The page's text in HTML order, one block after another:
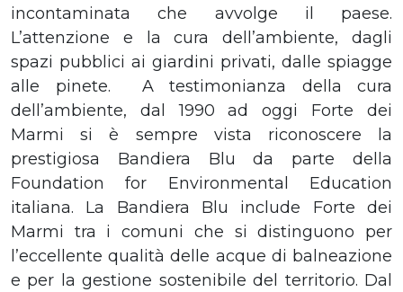
incontaminata che avvolge il paese.
L’attenzione e la cura dell’ambiente, dagli
spazi pubblici ai giardini privati, dalle spiagge
alle pinete. A testimonianza della cura
dell’ambiente, dal 1990 ad oggi Forte dei
Marmi si è sempre vista riconoscere la
prestigiosa Bandiera Blu da parte della
Foundation for Environmental Education
italiana. La Bandiera Blu include Forte dei
Marmi tra i comuni che si distinguono per
l’eccellente qualità delle acque di balneazione
e per la gestione sostenibile del territorio. Dal